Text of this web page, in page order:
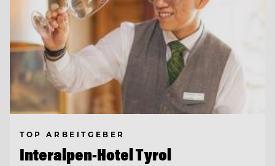
TOP ARBEITGEBER
Interalpen-Hotel Tyrol